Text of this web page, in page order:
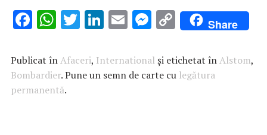
F
e
b
o
W
at
s
A
T
it
te
Li
k
e
E
ai
l
M
se
n
C
o
p
y
Share
Publicat înAfaceri, International și etichetat înAlstom,
Bombardier. Pune un semn de carte cu legătura
permanentă.